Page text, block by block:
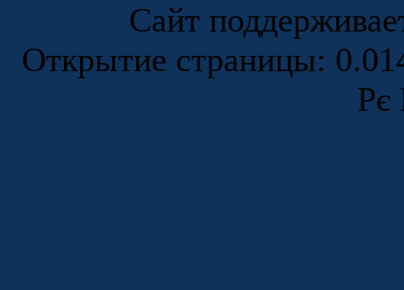
Сайт
Открытие страницы:
Рє